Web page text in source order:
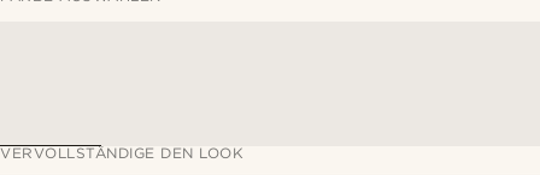
VERVOLLSTÄNDIGE DEN LOOK